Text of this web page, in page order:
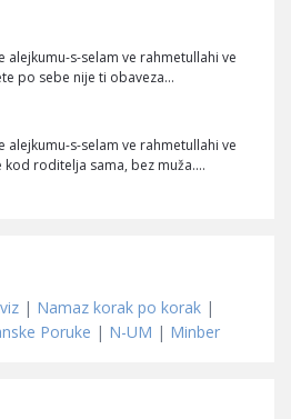
alejkumu-s-selam ve rahmetullahi ve
po sebe nije ti obaveza…
alejkumu-s-selam ve rahmetullahi ve
roditelja sama, bez muža.…
| Namaz korak po korak |
Poruke | N-UM | Minber